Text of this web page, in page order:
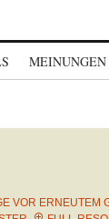
MEINUNGEN
VOR ERNEUTEM